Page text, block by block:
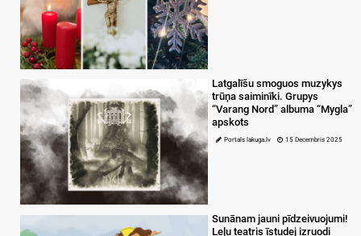
Latgalīšu smoguos muzykys
trūņa saiminīki. Grupys
“Varang Nord” albuma “Mygla”
apskots
Portals lakuga.lv 15 Decembris 2025
Sunānam jauni pīdzeivuojumi!
Leļu teatris īstudej izruodi